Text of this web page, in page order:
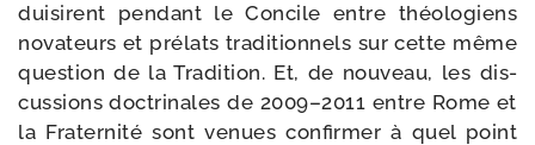
dui­sirent pen­dant le Concile entre théo­lo­giens
nova­teurs et pré­lats tra­di­tion­nels sur cette même
ques­tion de la Tradition. Et, de nou­veau, les dis­
cus­sions doc­tri­nales de 2009–2011 entre Rome et
la Fraternité sont venues confir­mer à quel point